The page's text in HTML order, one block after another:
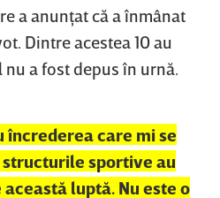
a anunţat că a înmânat
Dintre acestea 10 au
a fost depus în urnă.
care mi se
sportive au
luptă. Nu este o